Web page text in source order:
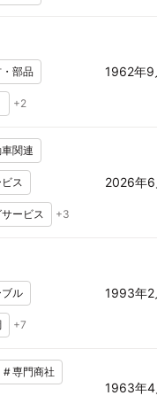
部品
+2
1962年9
関連
ス
ービス +3
2026年6
ル
+7
1993年2
#専門商社
1963年4